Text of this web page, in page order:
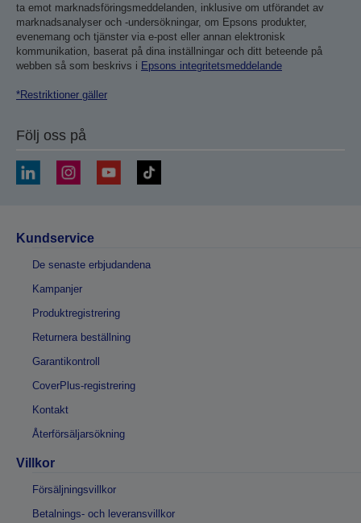
ta emot marknadsföringsmeddelanden, inklusive om utförandet av
marknadsanalyser och -undersökningar, om Epsons produkter,
evenemang och tjänster via e-post eller annan elektronisk
kommunikation, baserat på dina inställningar och ditt beteende på
webben så som beskrivs i Epsons integritetsmeddelande
*Restriktioner gäller
Följ oss på
Kundservice
De senaste erbjudandena
Kampanjer
Produktregistrering
Returnera beställning
Garantikontroll
CoverPlus-registrering
Kontakt
Återförsäljarsökning
Villkor
Försäljningsvillkor
Betalnings- och leveransvillkor